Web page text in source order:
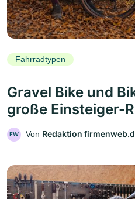
Fahrradtypen
Gravel Bike und
große Einsteiger-
FW Von Redaktion